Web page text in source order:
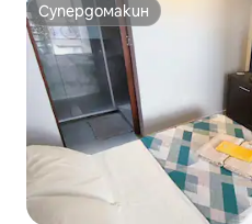
Супердомакин
Супердомакин